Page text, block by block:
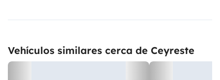
Vehículos similares cerca de Ceyreste